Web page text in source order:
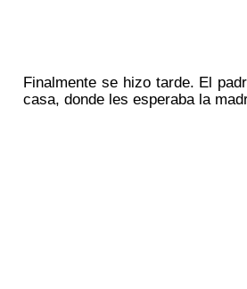
Finalmente se hizo tarde. El
casa, donde les esperaba la